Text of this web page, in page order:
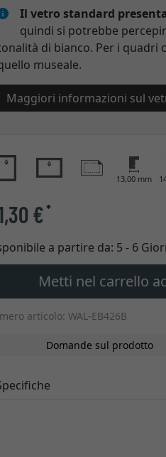
Il vetro standard
quindi si potrebbe
di bianco. Per i quadri
museale.
Maggiori informazioni sul
13,00 mm
€*
a partire da: 5 - 6
Metti nel carrello
articolo: WAL-EB426B
Domande sul prodotto